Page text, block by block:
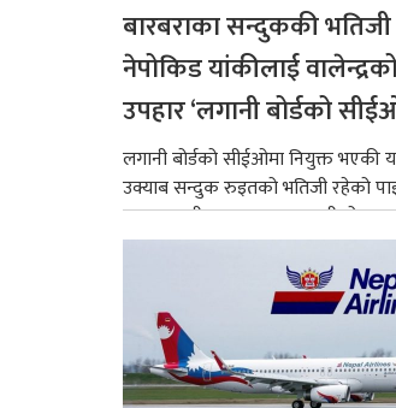
बारबराका सन्दुककी
नेपोकिड यांकीलाई
उपहार ‘लगानी बोर्डको
लगानी बोर्डको सीईओमा नियुक्त भएकी
उक्याब सन्दुक रुइतको भतिजी रहेको
छ। तत्कालीन समयमा महाकालीको
नै बनेका जोन...